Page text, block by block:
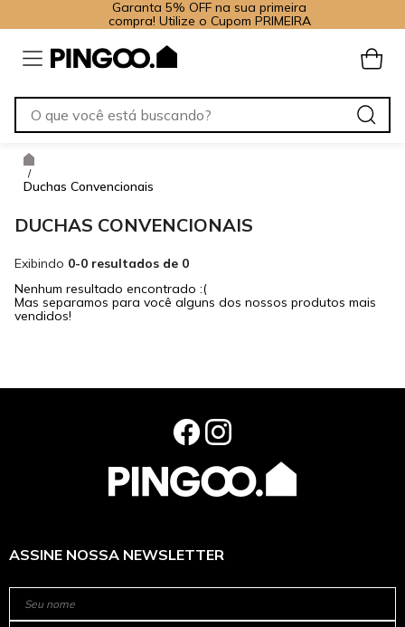
Garanta 5% OFF na sua primeira
compra! Utilize o Cupom PRIMEIRA
/
Duchas Convencionais
DUCHAS CONVENCIONAIS
Exibindo 0-0 resultados de 0
Nenhum resultado encontrado :(
Mas separamos para você alguns dos nossos produtos mais
vendidos!
ASSINE NOSSA NEWSLETTER